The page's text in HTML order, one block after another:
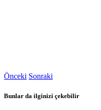
Önceki Sonraki
Bunlar da ilginizi çekebilir